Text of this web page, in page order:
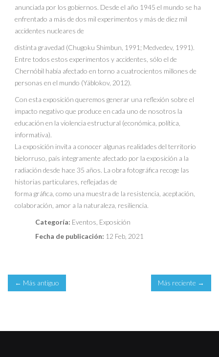
anunciada por los gobiernos. Desde el año 1945 el mundo se ha
enfrentado a más de dos mil experimentos y más de diez mil
accidentes nucleares de
distinta gravedad (Chugoku Shimbun, 1991; Medvedev, 1991).
Entre todos estos experimentos y accidentes, sólo el de
Chernóbil había afectado en torno a cuatrocientos millones de
personas en el mundo (Yáblokov, 2012).
Con esta exposición queremos generar una reflexión sobre el
impacto negativo que produce en cada uno de nosotros la
educación en la violencia estructural (económica, política,
informativa).
La exposición invita a conocer algunas realidades del territorio
bielorruso, país íntegramente afectado por la exposición a la
radiación desde hace 35 años. La obra fotográfica recoge las
historias particulares, reflejadas de
forma gráfica, como una muestra de la resistencia, aceptación,
colaboración, amor a la naturaleza, resiliencia.
Categoría: Eventos Exposición
Fecha de publicación: 12 Feb, 2021
← Más antiguo Más reciente →